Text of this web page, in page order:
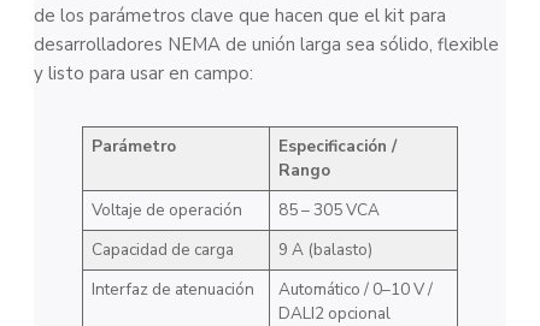
de los parámetros clave que hacen que el kit para
desarrolladores NEMA de unión larga sea sólido, flexible
y listo para usar en campo:
Parámetro
Especificación /
Rango
Voltaje de operación
85 – 305 VCA
Capacidad de carga
9 A (balasto)
Interfaz de atenuación
Automático / 0–10 V /
DALI2 opcional